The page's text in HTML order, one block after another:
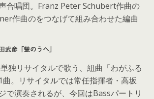
合唱団。Franz Peter Schubert作曲の
作曲のをつなげて組み合わせた編曲
武彦「甃のうへ」
独リサイタルで歌う、組曲「わがふる
曲。リサイタルでは常任指揮者・高坂
で演奏されるが、今回はBassパートリ